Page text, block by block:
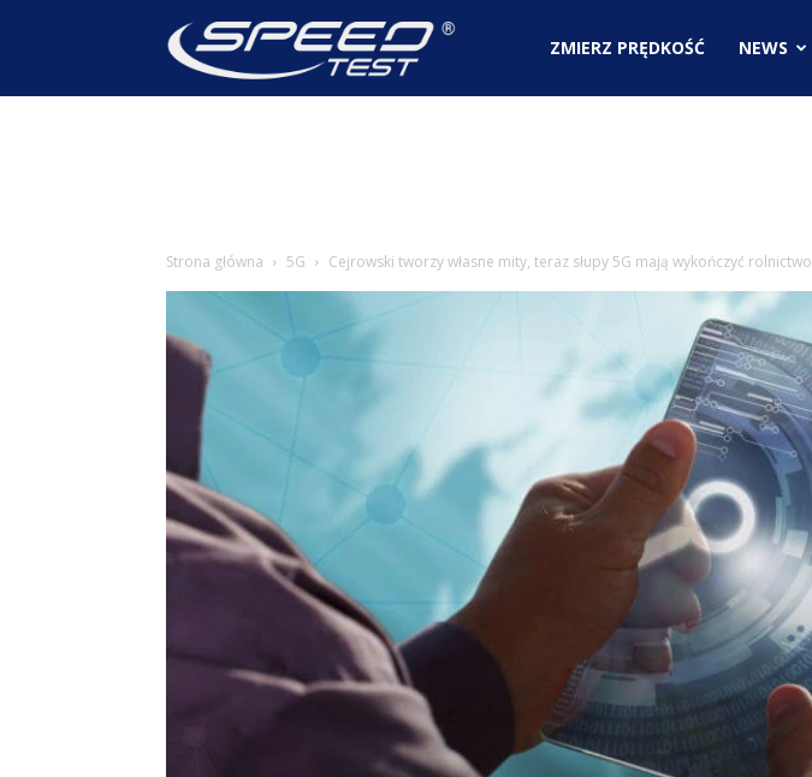
SpeedTest.plZMIERZ PRĘDKOŚĆ NEWS
Strona główna 5G Cejrowski tworzy własne mity, teraz słupy 5G mają wykończyć rolnictwo